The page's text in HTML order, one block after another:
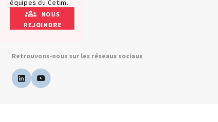
équipes du Cetim.
NOUS
REJOINDRE
Retrouvons-nous sur les réseaux sociaux